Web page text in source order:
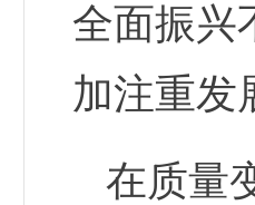
全面振兴
加注重发
在质量